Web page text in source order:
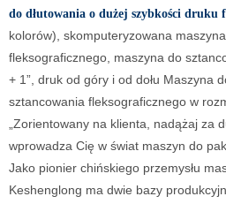
do dłutowania o dużej szybkości druku
kolorów), skomputeryzowana
fleksograficznego, maszyna do
+ 1”, druk od góry i od dołu Maszyna
sztancowania fleksograficznego w
„Zorientowany na klienta, nadążaj za
wprowadza Cię w świat maszyn do
Jako pionier chińskiego przemysłu
Keshenglong ma dwie bazy